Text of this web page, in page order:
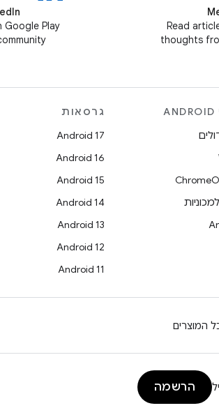
Read
thoughts
Google Play
גרסאות
Android 17
Android 16
Android 15
Android 14
Android 13
Android 12
Android 11
המוצרים
הרשמה